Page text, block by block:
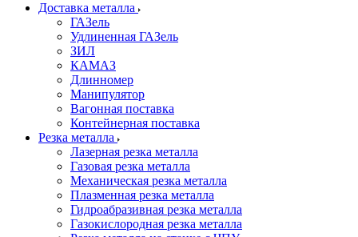
Доставка металла
ГАЗель
Удлиненная ГАЗель
ЗИЛ
КАМАЗ
Длинномер
Манипулятор
Вагонная поставка
Контейнерная поставка
Резка металла
Лазерная резка металла
Газовая резка металла
Механическая резка металла
Плазменная резка металла
Гидроабразивная резка металла
Газокислородная резка металла